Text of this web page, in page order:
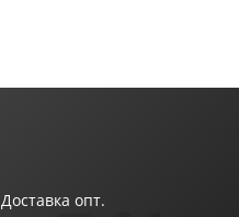
Доставка опт.